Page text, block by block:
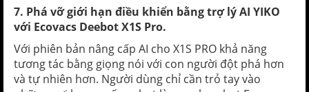
7. Phá vỡ giới hạn điều khiển bằng trợ lý AI YIKO
với Ecovacs Deebot X1S Pro.
Với phiên bản nâng cấp AI cho X1S PRO khả năng
tương tác bằng giọng nói với con người đột phá hơn
và tự nhiên hơn. Người dùng chỉ cần trỏ tay vào